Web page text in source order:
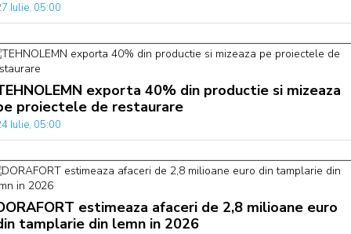
Iulie, 05:00
exporta 40% din productie si mizeaza
proiectele de restaurare
Iulie, 05:00
estimeaza afaceri de 2,8 milioane euro
tamplarie din lemn in 2026